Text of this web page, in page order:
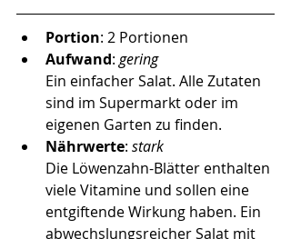
Portion: 2 Portionen
Aufwand: gering
Ein einfacher Salat. Alle Zutaten
sind im Supermarkt oder im
eigenen Garten zu finden.
Nährwerte: stark
Die Löwenzahn-Blätter enthalten
viele Vitamine und sollen eine
entgiftende Wirkung haben. Ein
abwechslungsreicher Salat mit